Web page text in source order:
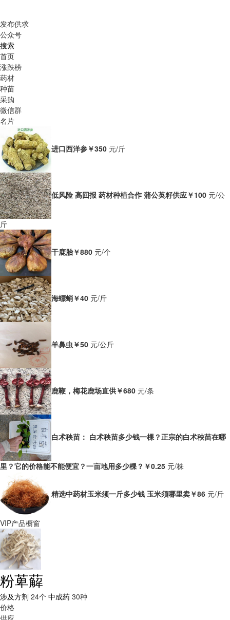
发布供求
公众号
搜索
首页
涨跌榜
药材
种苗
采购
微信群
名片
进口西洋参￥350 元/斤
低风险 高回报 药材种植合作 蒲公英籽供应￥100 元/公
斤
干鹿胎￥880 元/个
海螵蛸￥40 元/斤
羊鼻虫 ￥50 元/公斤
鹿鞭，梅花鹿场直供￥680 元/条
白术秧苗： 白术秧苗多少钱一棵？正宗的白术秧苗在哪
里？它的价格能不能便宜？一亩地用多少棵？ ￥0.25 元/株
精选中药材玉米须一斤多少钱 玉米须哪里卖￥86 元/斤
VIP产品橱窗
粉萆薢
涉及方剂 24个 中成药 30种
价格
供应